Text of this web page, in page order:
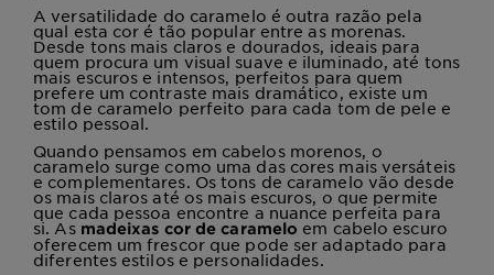
A versatilidade do caramelo é outra razão pela
qual esta cor é tão popular entre as morenas.
Desde tons mais claros e dourados, ideais para
quem procura um visual suave e iluminado, até tons
mais escuros e intensos, perfeitos para quem
prefere um contraste mais dramático, existe um
tom de caramelo perfeito para cada tom de pele e
estilo pessoal.
Quando pensamos em cabelos morenos, o
caramelo surge como uma das cores mais versáteis
e complementares. Os tons de caramelo vão desde
os mais claros até os mais escuros, o que permite
que cada pessoa encontre a nuance perfeita para
si. Asmadeixas cor de caramelo em cabelo escuro
oferecem um frescor que pode ser adaptado para
diferentes estilos e personalidades.